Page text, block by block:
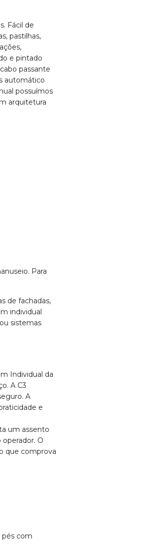
Fácil de
pastilhas,
e pintado
passante
automático
possuímos
arquitetura
Para
de fachadas,
individual
sistemas
Individual da
A C3
A
e
um assento
O
que comprova
pés com